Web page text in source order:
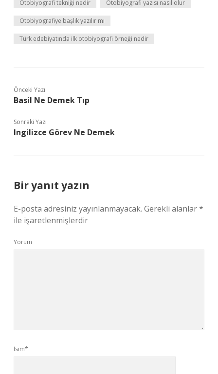
Otobiyografi tekniği nedir Otobiyografi yazısı nasıl olur
Otobiyografiye başlık yazılır mı
Türk edebiyatında ilk otobiyografi örneği nedir
Önceki Yazı
Basil Ne Demek Tıp
Sonraki Yazı
Ingilizce Görev Ne Demek
Bir yanıt yazın
E-posta adresiniz yayınlanmayacak. Gerekli alanlar*
ile işaretlenmişlerdir
Yorum
İsim*